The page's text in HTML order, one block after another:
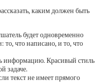
каким должен быть
будет одновременно
то, что написано, и то, что
информацию. Красивый стиль
задаче.
текст не имеет прямого